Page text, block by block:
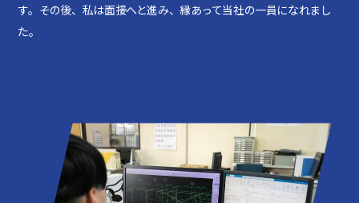
す。その後、私は面接へと進み、縁あって当社の一員になれまし
た。